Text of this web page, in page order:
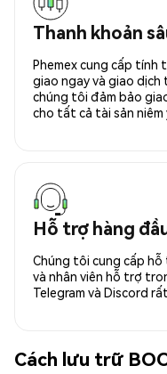
Thanh khoản
Phemex cung cấp tính
giao ngay và giao dịch
chúng tôi đảm bảo
cho tất cả tài sản niêm
Hỗ trợ hàng
Chúng tôi cung cấp
và nhân viên hỗ trợ
Telegram và Discord
Cách lưu trữ